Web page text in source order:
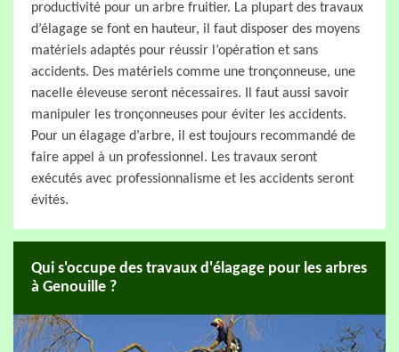
productivité pour un arbre fruitier. La plupart des travaux
d’élagage se font en hauteur, il faut disposer des moyens
matériels adaptés pour réussir l’opération et sans
accidents. Des matériels comme une tronçonneuse, une
nacelle éleveuse seront nécessaires. Il faut aussi savoir
manipuler les tronçonneuses pour éviter les accidents.
Pour un élagage d’arbre, il est toujours recommandé de
faire appel à un professionnel. Les travaux seront
exécutés avec professionnalisme et les accidents seront
évités.
Qui s'occupe des travaux d'élagage pour les arbres
à Genouille ?